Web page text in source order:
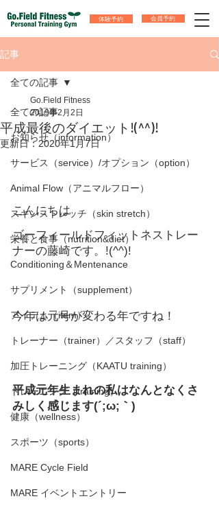
体験予約 会員予約
記事
全ての記事
お知らせ（information）
サービス（service）/オプション（option）
Animal Flow（アニマルフロー）
スキンストレッチ（skin stretch）
栄養と食事（nutrition&diet）
Conditioning＆Mentenance
サプリメント（supplement）
アイテム（item）
トレーナー（trainer）／スタッフ（staff）
加圧トレーニング（KAATU training）
トレーニング（training）
健康（wellness）
スポーツ（sports）
MARE Cycle Field
MARE イベントエントリー
全ての記事
平成最後のダイエット!(^^)!
Go.Field Fitness
2019年2月2日
更新日：2020年1月7日
こんにちは
ゴーフィールドフィットネストレー
ナーの藤崎です。!(^^)!
今年は元号が変わる年ですね！
平成元年生まれの私はなんとなくさ
みしく感じます(´;ω;｀)